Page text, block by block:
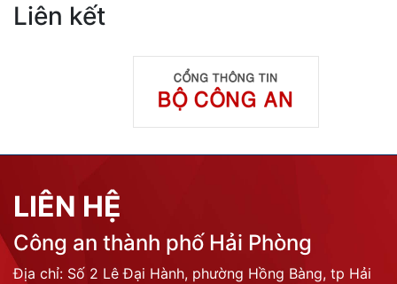
Liên kết
LIÊN HỆ
Công an thành phố Hải Phòng
Địa chỉ: Số 2 Lê Đại Hành, phường Hồng Bàng, tp Hải